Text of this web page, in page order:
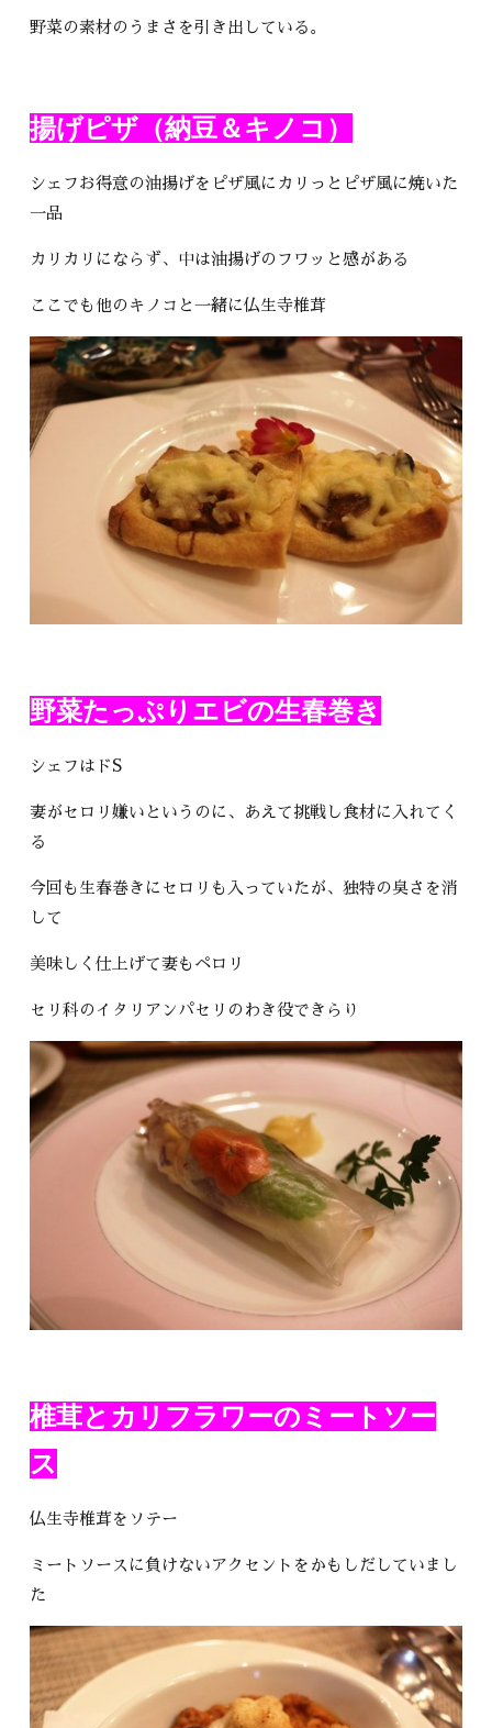
野菜の素材のうまさを引き出している。
揚げピザ（納豆＆キノコ）
シェフお得意の油揚げをピザ風にカリっとピザ風に焼いた
一品
カリカリにならず、中は油揚げのフワッと感がある
ここでも他のキノコと一緒に仏生寺椎茸
野菜たっぷりエビの生春巻き
シェフはドS
妻がセロリ嫌いというのに、あえて挑戦し食材に入れてく
る
今回も生春巻きにセロリも入っていたが、独特の臭さを消
して
美味しく仕上げて妻もペロリ
セリ科のイタリアンパセリのわき役できらり
椎茸とカリフラワーのミートソー
ス
仏生寺椎茸をソテー
ミートソースに負けないアクセントをかもしだしていまし
た